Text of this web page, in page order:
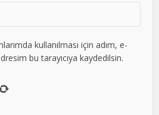
kullanılması için adım, e-
bu tarayıcıya kaydedilsin.